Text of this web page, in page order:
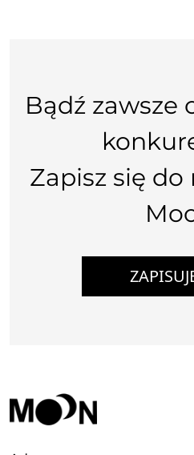
Bądź zawsze
Zapisz się